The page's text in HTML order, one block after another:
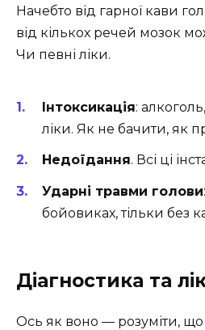
Начебто від гарної кави
від кількох речей мозок
Чи певні ліки.
Інтоксикація:
ліки. Як не бачити, як
Недоїдання. Всі ці
Ударні травми голови
бойовиках, тільки без
Діагностика та
Ось як воно — розуміти,